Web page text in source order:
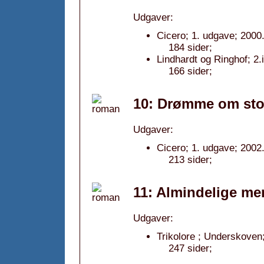
Udgaver:
Cicero; 1. udgave; 2000.
184 sider;
Lindhardt og Ringhof;
166 sider;
10: Drømme om
Udgaver:
Cicero; 1. udgave; 2002.
213 sider;
11: Almindelige
Udgaver:
Trikolore ;
247 sider;